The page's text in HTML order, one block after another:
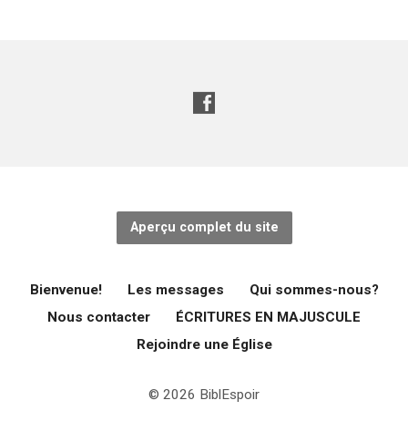
Aperçu complet du site
Bienvenue! Les messages
Qui sommes-nous?
Nous contacter
ÉCRITURES EN MAJUSCULE
Rejoindre une Église
© 2026 BiblEspoir